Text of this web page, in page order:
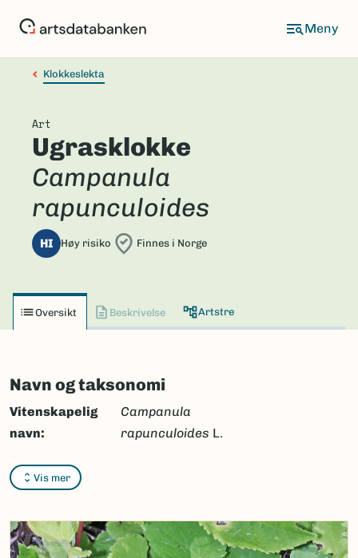
Klokkeslekta
Art
Ugrasklokke
Campanula
rapunculoides
HI Høy risiko Finnes i Norge
Oversikt Beskrivelse Artstre
Navn og taksonomi
Vis mer
Vitenskapelig
navn:
Campanula
rapunculoides L.
Synonymer:
Bokmål:ugrasklokke
Nynorsk:ugrasklokke
Nordsamisk/Davvisámegiella:gáiccabiellu